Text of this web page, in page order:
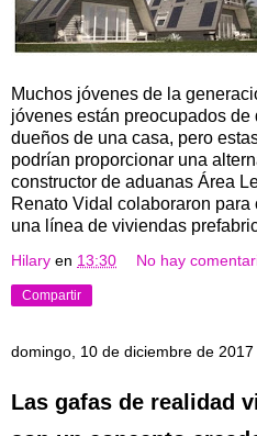
Muchos jóvenes de la
jóvenes están preocupados
dueños de una casa, pero
podrían proporcionar una
constructor de aduanas Área
Renato Vidal colaboraron
una línea de viviendas
Hilary en 13:30 No hay
Compartir
domingo, 10 de diciembre de 2017
Las gafas de realidad